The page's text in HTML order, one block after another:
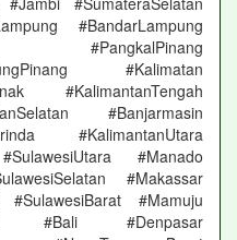
#BandarLampung
#PangkalPinang
#Kalimatan
#KalimantanTengah
#Banjarmasin
#KalimantanUtara
#Manado
#Makassar
#SulawesiBarat #Mamuju
#Bali #Denpasar